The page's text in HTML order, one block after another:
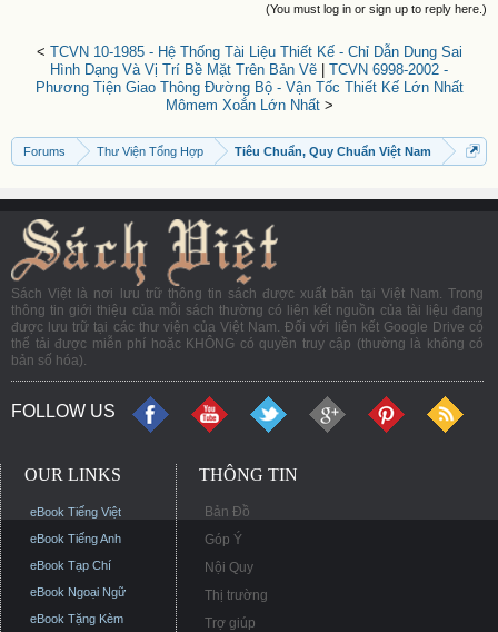
(You must log in or sign up to reply here.)
< TCVN 10-1985 - Hệ Thống Tài Liệu Thiết Kế - Chỉ Dẫn Dung Sai
Hình Dạng Và Vị Trí Bề Mặt Trên Bản Vẽ
TCVN 6998-2002 -
Phương Tiện Giao Thông Đường Bộ - Vận Tốc Thiết Kế Lớn Nhất
Mômem Xoắn Lớn Nhất>
Forums Thư Viện Tổng Hợp Tiêu Chuẩn, Quy Chuẩn Việt Nam
Sách Việt là nơi lưu trữ thông tin sách được xuất bản tại Việt Nam. Trong
thông tin giới thiệu của mỗi sách thường có liên kết nguồn của tài liệu đang
được lưu trữ tại các thư viện của Việt Nam. Đối với liên kết Google Drive có
thể tải được miễn phí hoặc KHÔNG có quyền truy cập (thường là không có
bản số hóa).
FOLLOW US
OUR LINKS
eBook Tiếng Việt
eBook Tiếng Anh
eBook Tạp Chí
eBook Ngoại Ngữ
eBook Tặng Kèm
THÔNG TIN
Bản Đồ
Góp Ý
Nội Quy
Thị trường
Trợ giúp